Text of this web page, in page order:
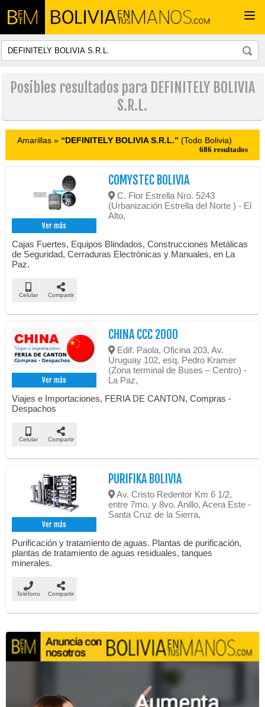
Posibles resultados para DEFINITELY BOLIVIA
S.R.L.
Amarillas » “DEFINITELY BOLIVIA S.R.L.” (Todo Bolivia)
686 resultados
Ver más
COMYSTEC BOLIVIA
C. Flor Estrella Nro. 5243
(Urbanización Estrella del Norte ) - El
Alto,
Cajas Fuertes, Equipos Blindados, Construcciones Metálicas
de Seguridad, Cerraduras Electrónicas y Manuales, en La
Paz.
Celular Compartir
Ver más
CHINA CCC 2000
Edif. Paola, Oficina 203, Av.
Uruguay 102, esq. Pedro Kramer
(Zona terminal de Buses – Centro) -
La Paz,
Viajes e Importaciones, FERIA DE CANTON, Compras -
Despachos
Celular Compartir
Ver más
PURIFIKA BOLIVIA
Av. Cristo Redentor Km 6 1/2,
entre 7mo. y 8vo. Anillo, Acera Este -
Santa Cruz de la Sierra,
Purificación y tratamiento de aguas. Plantas de purificación,
plantas de tratamiento de aguas residuales, tanques
minerales.
Teléfono Compartir